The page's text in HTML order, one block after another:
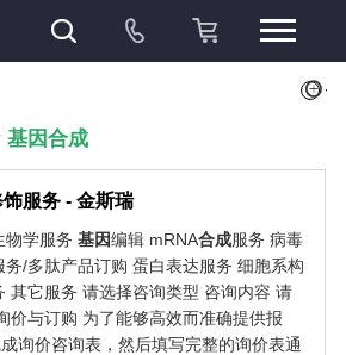
+
基因合成
服务 - 金斯瑞
物学服务 基因编辑 mRNA合成服务 病毒
/多肽产品订购 蛋白表达服务 细胞系构
其它服务 请选择咨询类型 咨询内容 请
价与订购 为了能够高效而准确提供报
询价咨询表，然后填写完整的询价表通